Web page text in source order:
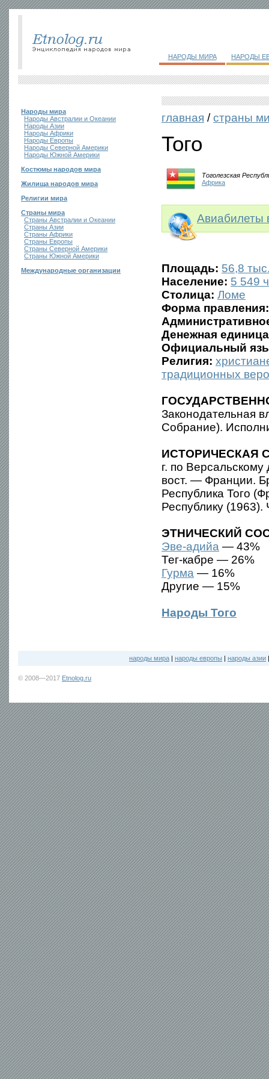
НАРОДЫ МИРА НАРОДЫ
Народы мира
Народы Австралии и Океании
Народы Азии
Народы Африки
Народы Европы
Народы Северной Америки
Народы Южной Америки
Костюмы народов мира
Жилища народов мира
Религии мира
Страны мира
Страны Австралии и Океании
Страны Азии
Страны Африки
Страны Европы
Страны Северной Америки
Страны Южной Америки
Международные организации
главная /страны
Того
Тоголезская
Африка
Авиабилеты
Площадь: 56,8
Население: 5 549
Столица: Ломе
Форма правления:
Денежная
Официальный
Религия:
традиционных
Законодательная
Собрание).
ИСТОРИЧЕСКАЯ
г. по
вост. — Франции.
Республика Того
Республику
ЭТНИЧЕСКИЙ
Эве-адийа — 43%
Тег-кабре — 26%
Гурма — 16%
Другие — 15%
Народы Того
народы мира | народы европы | народы азии
© 2008—2017 Etnolog.ru